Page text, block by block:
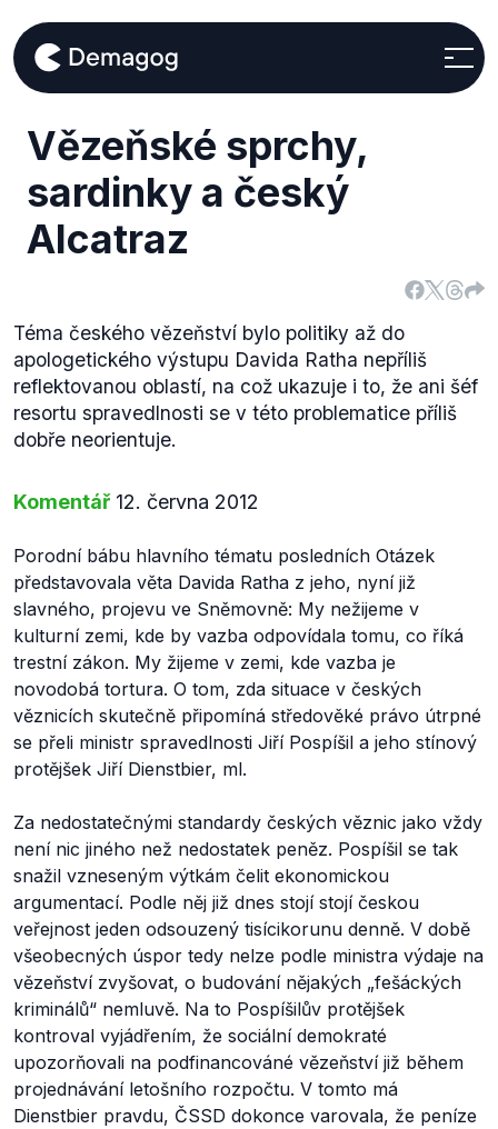
Vězeňské sprchy,
sardinky a český
Alcatraz
Téma českého vězeňství bylo politiky až do
apologetického výstupu Davida Ratha nepříliš
reflektovanou oblastí, na což ukazuje i to, že ani šéf
resortu spravedlnosti se v této problematice příliš
dobře neorientuje.
Komentář 12. června 2012
Porodní bábu hlavního tématu posledních Otázek
představovala věta Davida Ratha z jeho, nyní již
slavného, projevu ve Sněmovně: My nežijeme v
kulturní zemi, kde by vazba odpovídala tomu, co říká
trestní zákon. My žijeme v zemi, kde vazba je
novodobá tortura. O tom, zda situace v českých
věznicích skutečně připomíná středověké právo útrpné
se přeli ministr spravedlnosti Jiří Pospíšil a jeho stínový
protějšek Jiří Dienstbier, ml.
Za nedostatečnými standardy českých věznic jako vždy
není nic jiného než nedostatek peněz. Pospíšil se tak
snažil vzneseným výtkám čelit ekonomickou
argumentací. Podle něj již dnes stojí stojí českou
veřejnost jeden odsouzený tisícikorunu denně. V době
všeobecných úspor tedy nelze podle ministra výdaje na
vězeňství zvyšovat, o budování nějakých „fešáckých
kriminálů“ nemluvě. Na to Pospíšilův protějšek
kontroval vyjádřením, že sociální demokraté
upozorňovali na podfinancováné vězeňství již během
projednávání letošního rozpočtu. V tomto má
Dienstbier pravdu, ČSSD dokonce varovala, že peníze